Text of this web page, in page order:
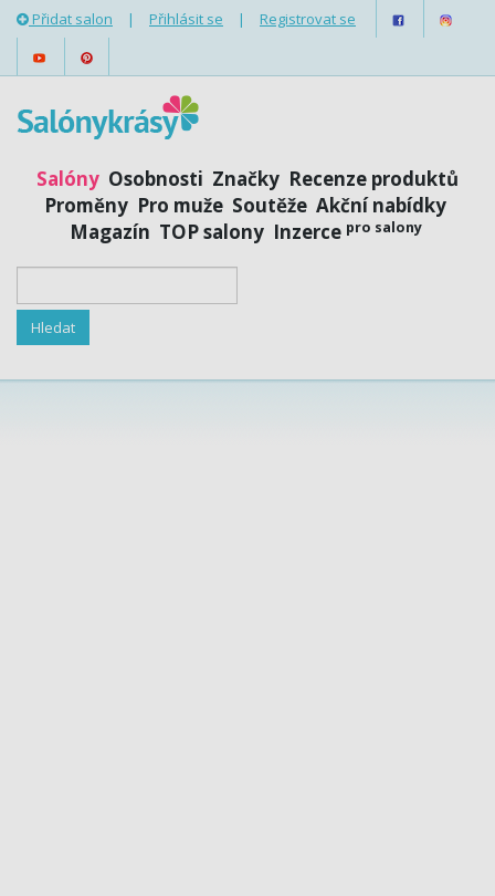
Přidat salon | Přihlásit se | Registrovat se
Salóny Osobnosti Značky Recenze produktů
Proměny Pro muže Soutěže Akční nabídky
Magazín TOP salony Inzerce pro salony